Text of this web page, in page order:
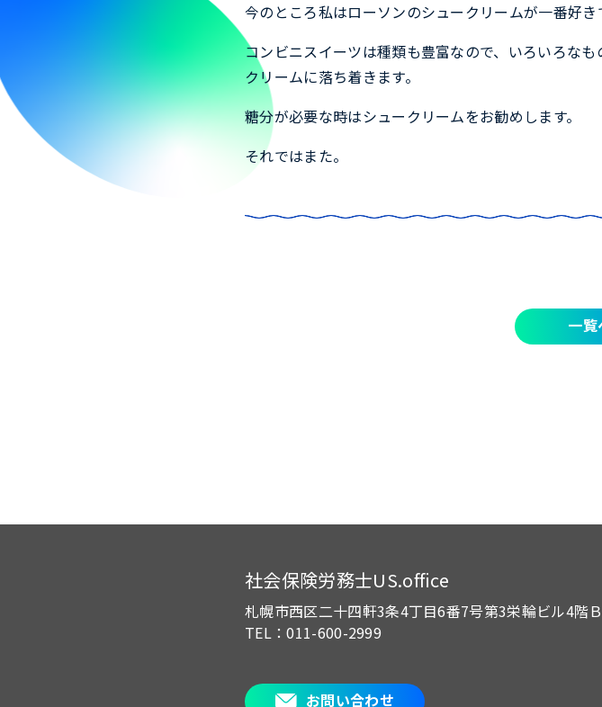
今のところ私はローソンのシュークリームが一番好き
コンビニスイーツは種類も豊富なので、いろいろな
クリームに落ち着きます。
糖分が必要な時はシュークリームをお勧めします。
それではまた。
一覧
社会保険労務士US.office
札幌市西区二十四軒3条4丁目6番7号第3栄輪ビル4階
TEL：011-600-2999
お問い合わせ